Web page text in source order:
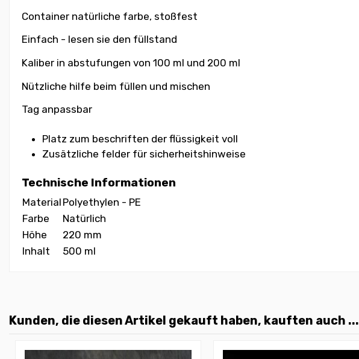
Container natürliche farbe, stoßfest
Einfach - lesen sie den füllstand
Kaliber in abstufungen von 100 ml und 200 ml
Nützliche hilfe beim füllen und mischen
Tag anpassbar
Platz zum beschriften der flüssigkeit voll
Zusätzliche felder für sicherheitshinweise
Technische Informationen
Material Polyethylen - PE
Farbe
Natürlich
Höhe
220 mm
Inhalt
500 ml
Kunden, die diesen Artikel gekauft haben, kauften auch ...